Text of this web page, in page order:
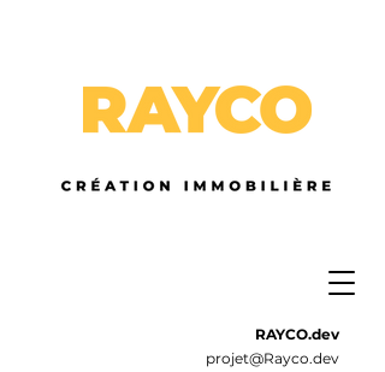
RAYCO.dev
projet@Rayco.dev